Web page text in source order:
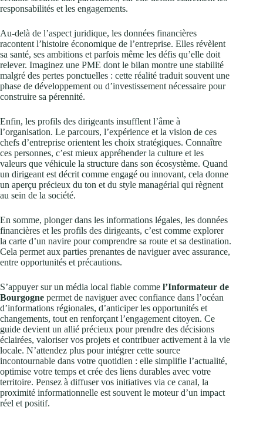
responsabilités et les engagements.
Au-delà de l’aspect juridique, les données financières
racontent l’histoire économique de l’entreprise. Elles révèlent
sa santé, ses ambitions et parfois même les défis qu’elle doit
relever. Imaginez une PME dont le bilan montre une stabilité
malgré des pertes ponctuelles : cette réalité traduit souvent une
phase de développement ou d’investissement nécessaire pour
construire sa pérennité.
Enfin, les profils des dirigeants insufflent l’âme à
l’organisation. Le parcours, l’expérience et la vision de ces
chefs d’entreprise orientent les choix stratégiques. Connaître
ces personnes, c’est mieux appréhender la culture et les
valeurs que véhicule la structure dans son écosystème. Quand
un dirigeant est décrit comme engagé ou innovant, cela donne
un aperçu précieux du ton et du style managérial qui règnent
au sein de la société.
En somme, plonger dans les informations légales, les données
financières et les profils des dirigeants, c’est comme explorer
la carte d’un navire pour comprendre sa route et sa destination.
Cela permet aux parties prenantes de naviguer avec assurance,
entre opportunités et précautions.
S’appuyer sur un média local fiable comme l’Informateur de
Bourgogne permet de naviguer avec confiance dans l’océan
d’informations régionales, d’anticiper les opportunités et
changements, tout en renforçant l’engagement citoyen. Ce
guide devient un allié précieux pour prendre des décisions
éclairées, valoriser vos projets et contribuer activement à la vie
locale. N’attendez plus pour intégrer cette source
incontournable dans votre quotidien : elle simplifie l’actualité,
optimise votre temps et crée des liens durables avec votre
territoire. Pensez à diffuser vos initiatives via ce canal, la
proximité informationnelle est souvent le moteur d’un impact
réel et positif.